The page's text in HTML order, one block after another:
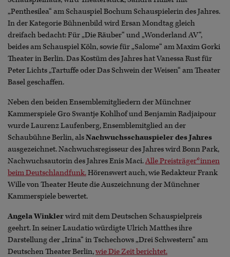
„Penthesilea“ am Schauspiel Bochum Schauspielerin des Jahres.
In der Kategorie Bühnenbild wird Ersan Mondtag gleich
dreifach bedacht: Für „Die Räuber“ und „Wonderland AV“,
beides am Schauspiel Köln, sowie für „Salome“ am Maxim Gorki
Theater in Berlin. Das Kostüm des Jahres hat Vanessa Rust für
Peter Lichts „Tartuffe oder Das Schwein der Weisen“ am Theater
Basel geschaffen.
Neben den beiden Ensemblemitgliedern der Münchner
Kammerspiele Gro Swantje Kohlhof und Benjamin Radjaipour
wurde Laurenz Laufenberg, Ensemblemitglied an der
Schaubühne Berlin, alsNachwuchsschauspieler des Jahres
ausgezeichnet. Nachwuchsregisseur des Jahres wird Bonn Park,
Nachwuchsautorin des Jahres Enis Maci.Alle Preisträger*innen
beim Deutschlandfunk.Hörenswert auch, wie Redakteur Frank
Wille von Theater Heute die Auszeichnung der Münchner
Kammerspiele bewertet.
Angela Winklerwird mit dem Deutschen Schauspielpreis
geehrt. In seiner Laudatio würdigte Ulrich Matthes ihre
Darstellung der „Irina“ in Tschechows „Drei Schwestern“ am
Deutschen Theater Berlin,wie Die Zeit berichtet.